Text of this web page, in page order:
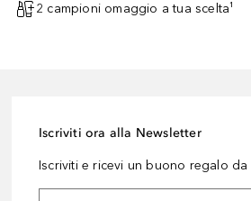
2 campioni omaggio a tua scelta¹
Iscriviti ora alla Newsletter
Iscriviti e ricevi un buono regalo da